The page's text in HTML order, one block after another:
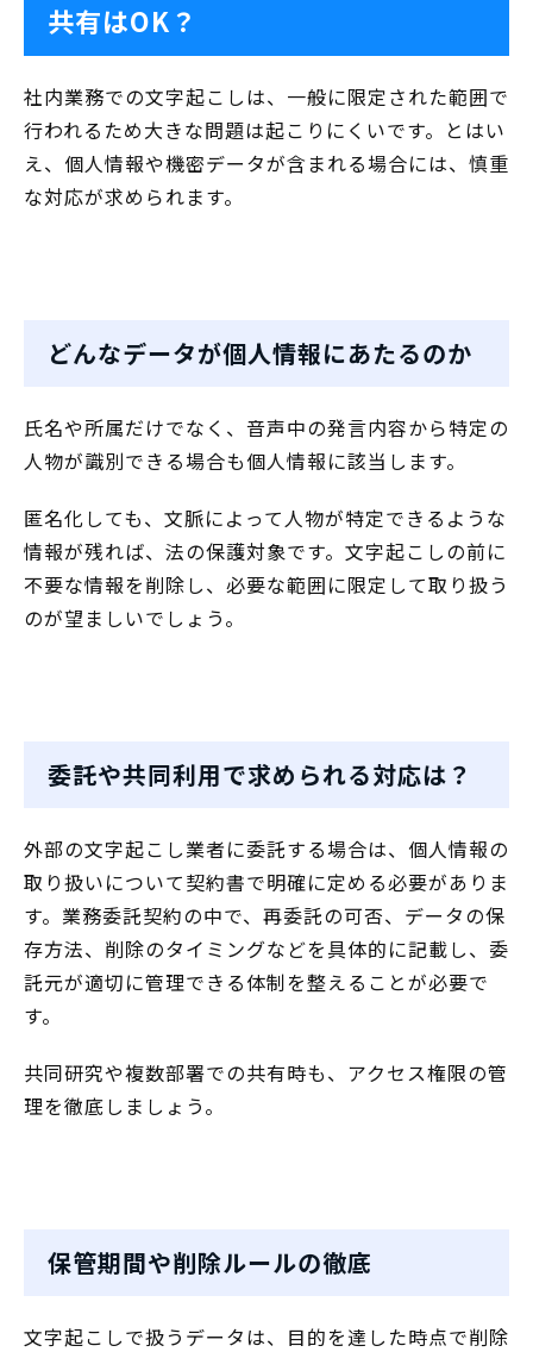
共有はOK？
社内業務での文字起こしは、一般に限定された範囲で
行われるため大きな問題は起こりにくいです。とはい
え、個人情報や機密データが含まれる場合には、慎重
な対応が求められます。
どんなデータが個人情報にあたるのか
氏名や所属だけでなく、音声中の発言内容から特定の
人物が識別できる場合も個人情報に該当します。
匿名化しても、文脈によって人物が特定できるような
情報が残れば、法の保護対象です。文字起こしの前に
不要な情報を削除し、必要な範囲に限定して取り扱う
のが望ましいでしょう。
委託や共同利用で求められる対応は？
外部の文字起こし業者に委託する場合は、個人情報の
取り扱いについて契約書で明確に定める必要がありま
す。業務委託契約の中で、再委託の可否、データの保
存方法、削除のタイミングなどを具体的に記載し、委
託元が適切に管理できる体制を整えることが必要で
す。
共同研究や複数部署での共有時も、アクセス権限の管
理を徹底しましょう。
保管期間や削除ルールの徹底
文字起こしで扱うデータは、目的を達した時点で削除